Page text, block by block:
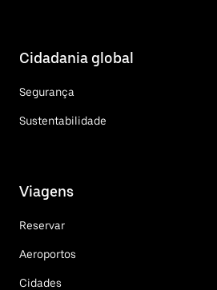
Cidadania global
Segurança
Sustentabilidade
Viagens
Reservar
Aeroportos
Cidades